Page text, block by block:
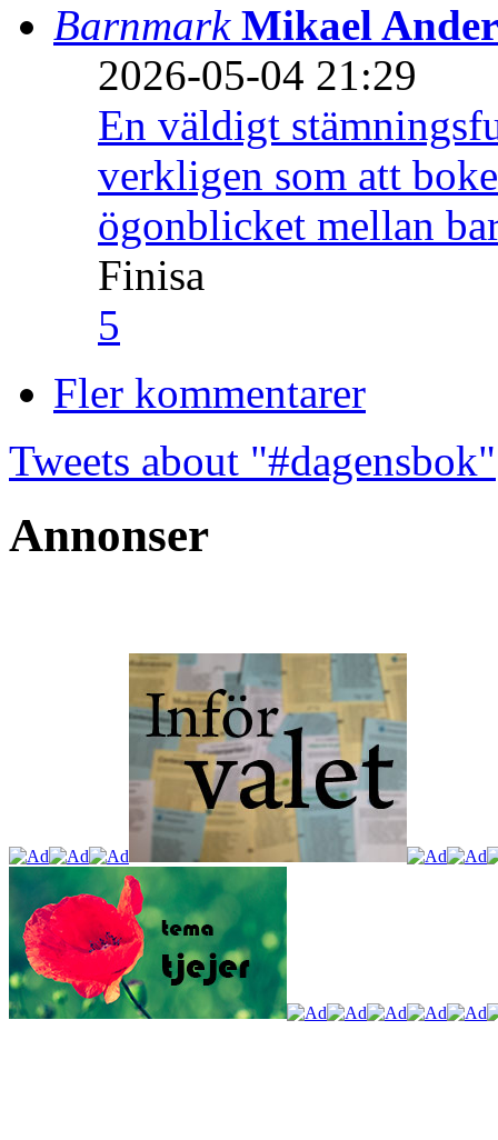
Barnmark Mikael
2026-05-04 21:29
En väldigt
verkligen som att
ögonblicket mellan
Finisa
5
Fler kommentarer
Tweets about "#dagensbok"
Annonser